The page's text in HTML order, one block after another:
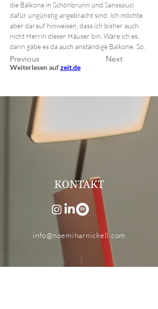
Previous Next
die Balkone in Schönbrunn und Sanssouci
dafür ungünstig angebracht sind. Ich möchte
aber darauf hinweisen, dass ich bisher auch
nicht Herrin dieser Häuser bin. Wäre ich es,
dann gäbe es da auch anständige Balkone. So.
Weiterlesen auf zeit.de
KONTAKT
info@noemiharnickell.com